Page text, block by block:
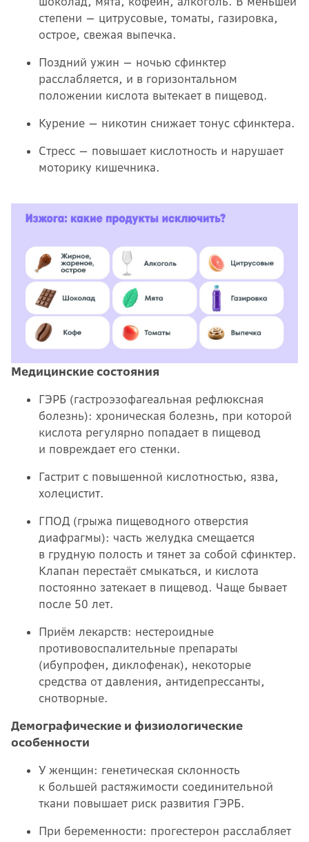
степени — цитрусовые, томаты, газировка,
острое, свежая выпечка.
Поздний ужин — ночью сфинктер
расслабляется, и в горизонтальном
положении кислота вытекает в пищевод.
Курение — никотин снижает тонус сфинктера.
Стресс — повышает кислотность и нарушает
моторику кишечника.
Медицинские состояния
ГЭРБ (гастроэзофагеальная рефлюксная
болезнь): хроническая болезнь, при которой
кислота регулярно попадает в пищевод
и повреждает его стенки.
Гастрит с повышенной кислотностью, язва,
холецистит.
ГПОД (грыжа пищеводного отверстия
диафрагмы): часть желудка смещается
в грудную полость и тянет за собой сфинктер.
Клапан перестаёт смыкаться, и кислота
постоянно затекает в пищевод. Чаще бывает
после 50 лет.
Приём лекарств: нестероидные
противовоспалительные препараты
(ибупрофен, диклофенак), некоторые
средства от давления, антидепрессанты,
снотворные.
Демографические и физиологические
особенности
У женщин: генетическая склонность
к большей растяжимости соединительной
ткани повышает риск развития ГЭРБ.
При беременности: прогестерон расслабляет